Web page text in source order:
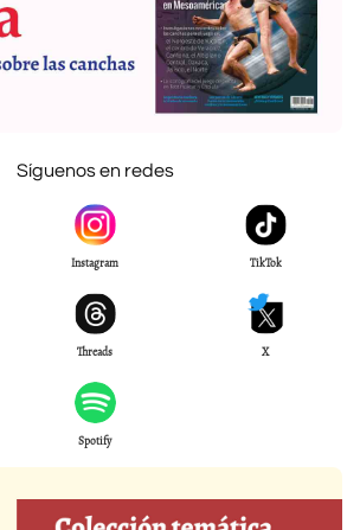
Síguenos en redes
Instagram TikTok
Threads X
Spotify